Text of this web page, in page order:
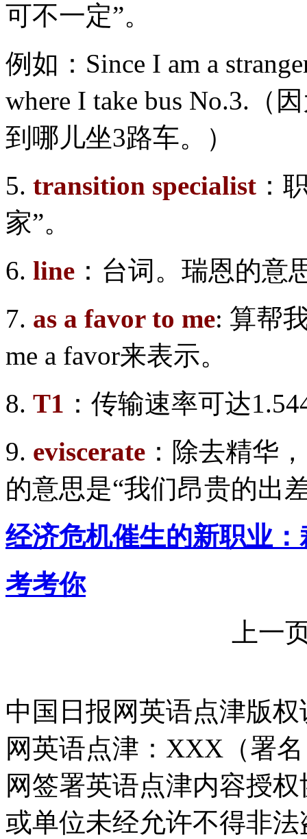
可不一定”。
例如：Since I am a
where I take bus No.3.（
到哪儿坐3路车。）
5. transition specialist ：
家”。
6. line ：台词。瑞恩的意
7. as a favor to me: 算帮
me a favor来表示。
8. T1 ：传输速率可达
9. eviscerate ：除去精华
的意思是“我们昂贵的出
经济危机催生的新职业
考考你
上一
中国日报网英语点津版
网英语点津：XXX（署
网签署英语点津内容授
或单位未经允许不得非